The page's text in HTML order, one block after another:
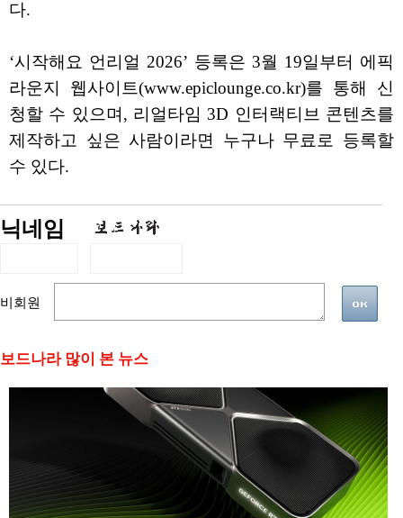
다.
‘시작해요 언리얼 2026’ 등록은 3월 19일부터 에픽
라운지 웹사이트(www.epiclounge.co.kr)를 통해 신
청할 수 있으며, 리얼타임 3D 인터랙티브 콘텐츠를
제작하고 싶은 사람이라면 누구나 무료로 등록할
수 있다.
닉네임
비회원
보드나라 많이 본 뉴스